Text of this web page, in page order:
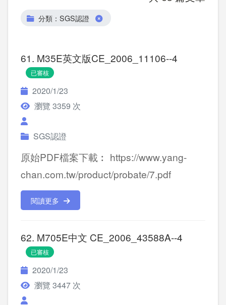
分類：SGS認證
61. M35E英文版CE_2006_11106--4
已審核
2020/1/23
瀏覽 3359 次
SGS認證
原始PDF檔案下載︰ https://www.yang-
chan.com.tw/product/probate/7.pdf
閱讀更多
62. M705E中文 CE_2006_43588A--4
已審核
2020/1/23
瀏覽 3447 次